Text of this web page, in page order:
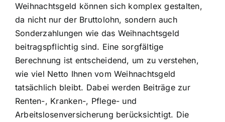
Weihnachtsgeld können sich komplex gestalten,
da nicht nur der Bruttolohn, sondern auch
Sonderzahlungen wie das Weihnachtsgeld
beitragspflichtig sind. Eine sorgfältige
Berechnung ist entscheidend, um zu verstehen,
wie viel Netto Ihnen vom Weihnachtsgeld
tatsächlich bleibt. Dabei werden Beiträge zur
Renten-, Kranken-, Pflege- und
Arbeitslosenversicherung berücksichtigt. Die